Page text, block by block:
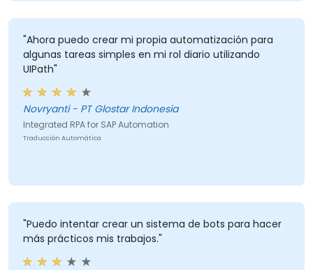
"Ahora puedo crear mi propia automatización para
algunas tareas simples en mi rol diario utilizando
UIPath"
Novryanti - PT Glostar Indonesia
Integrated RPA for SAP Automation
Traducción Automática
"Puedo intentar crear un sistema de bots para hacer
más prácticos mis trabajos."